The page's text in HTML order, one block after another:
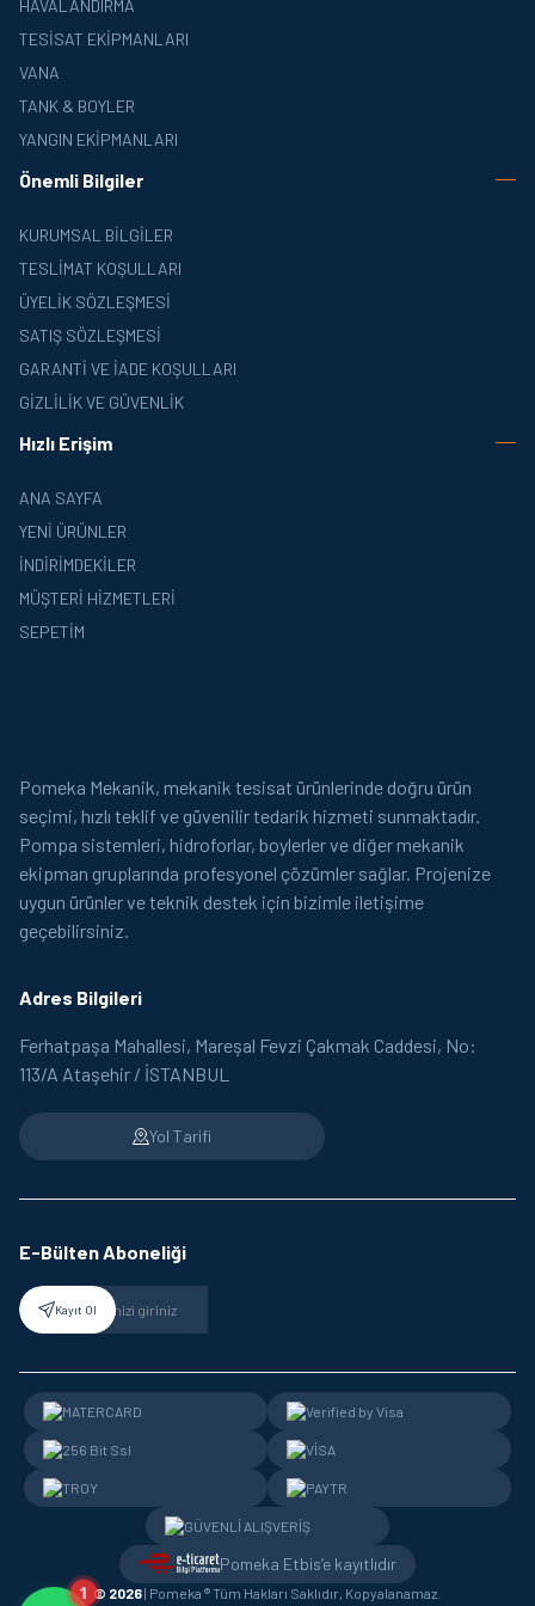
1
HAVALANDIRMA
TESISAT EKIPMANLARI
VANA
TANK & BOYLER
YANGIN EKIPMANLARI
Önemli Bilgiler
KURUMSAL BILGILER
TESLIMAT KOŞULLARI
ÜYELIK SÖZLEŞMESI
SATIŞ SÖZLEŞMESI
GARANTI VE İADE KOŞULLARI
GIZLILIK VE GÜVENLIK
Hızlı Erişim
ANA SAYFA
YENI ÜRÜNLER
İNDIRIMDEKILER
MÜŞTERI HIZMETLERI
SEPETIM
Pomeka Mekanik, mekanik tesisat ürünlerinde doğru ürün
seçimi, hızlı teklif ve güvenilir tedarik hizmeti sunmaktadır.
Pompa sistemleri, hidroforlar, boylerler ve diğer mekanik
ekipman gruplarında profesyonel çözümler sağlar. Projenize
uygun ürünler ve teknik destek için bizimle iletişime
geçebilirsiniz.
Adres Bilgileri
Ferhatpaşa Mahallesi, Mareşal Fevzi Çakmak Caddesi, No:
113/A Ataşehir / İSTANBUL
Yol Tarifi
E-Bülten Aboneliği
Kayıt Ol
Pomeka Etbis’e kayıtlıdır
© 2026| Pomeka ® Tüm Hakları Saklıdır, Kopyalanamaz.